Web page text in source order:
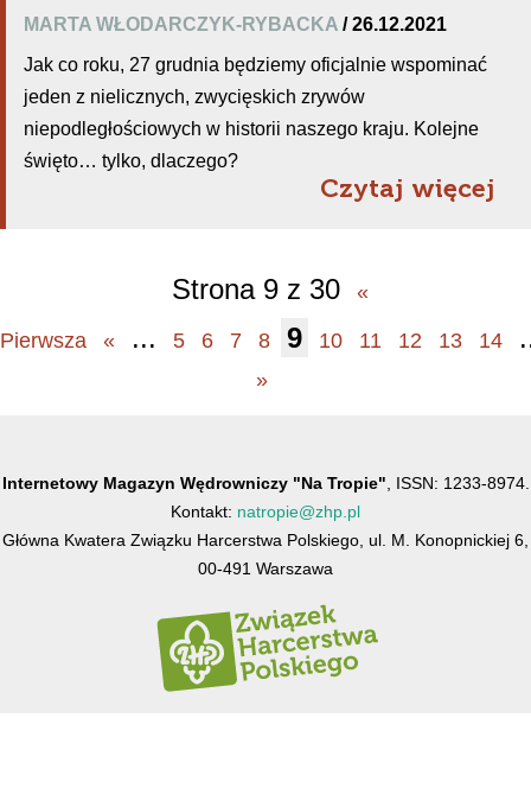
MARTA WŁODARCZYK-RYBACKA / 26.12.2021
Jak co roku, 27 grudnia będziemy oficjalnie wspominać
jeden z nielicznych, zwycięskich zrywów
niepodległościowych w historii naszego kraju. Kolejne
święto… tylko, dlaczego?
Czytaj więcej
Strona 9 z 30 «
Pierwsza « ... 5 6 7 8 9 10 11 12 13 14
»
Internetowy Magazyn Wędrowniczy "Na Tropie" , ISSN: 1233-8974.
Kontakt: natropie@zhp.pl
Główna Kwatera Związku Harcerstwa Polskiego, ul. M. Konopnickiej 6,
00-491 Warszawa